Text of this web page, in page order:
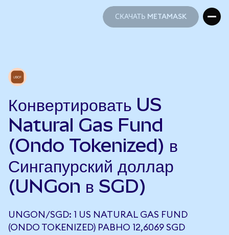
СКАЧАТЬ METAMASK
Конвертировать US
Natural Gas Fund
(Ondo Tokenized) в
Сингапурский доллар
(UNGon в SGD)
UNGON/SGD: 1 US NATURAL GAS FUND
(ONDO TOKENIZED) РАВНО 12,6069 SGD